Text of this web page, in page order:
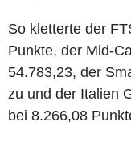
So kletterte der
Punkte, der Mid-
54.783,23, der
zu und der Italien
bei 8.266,08